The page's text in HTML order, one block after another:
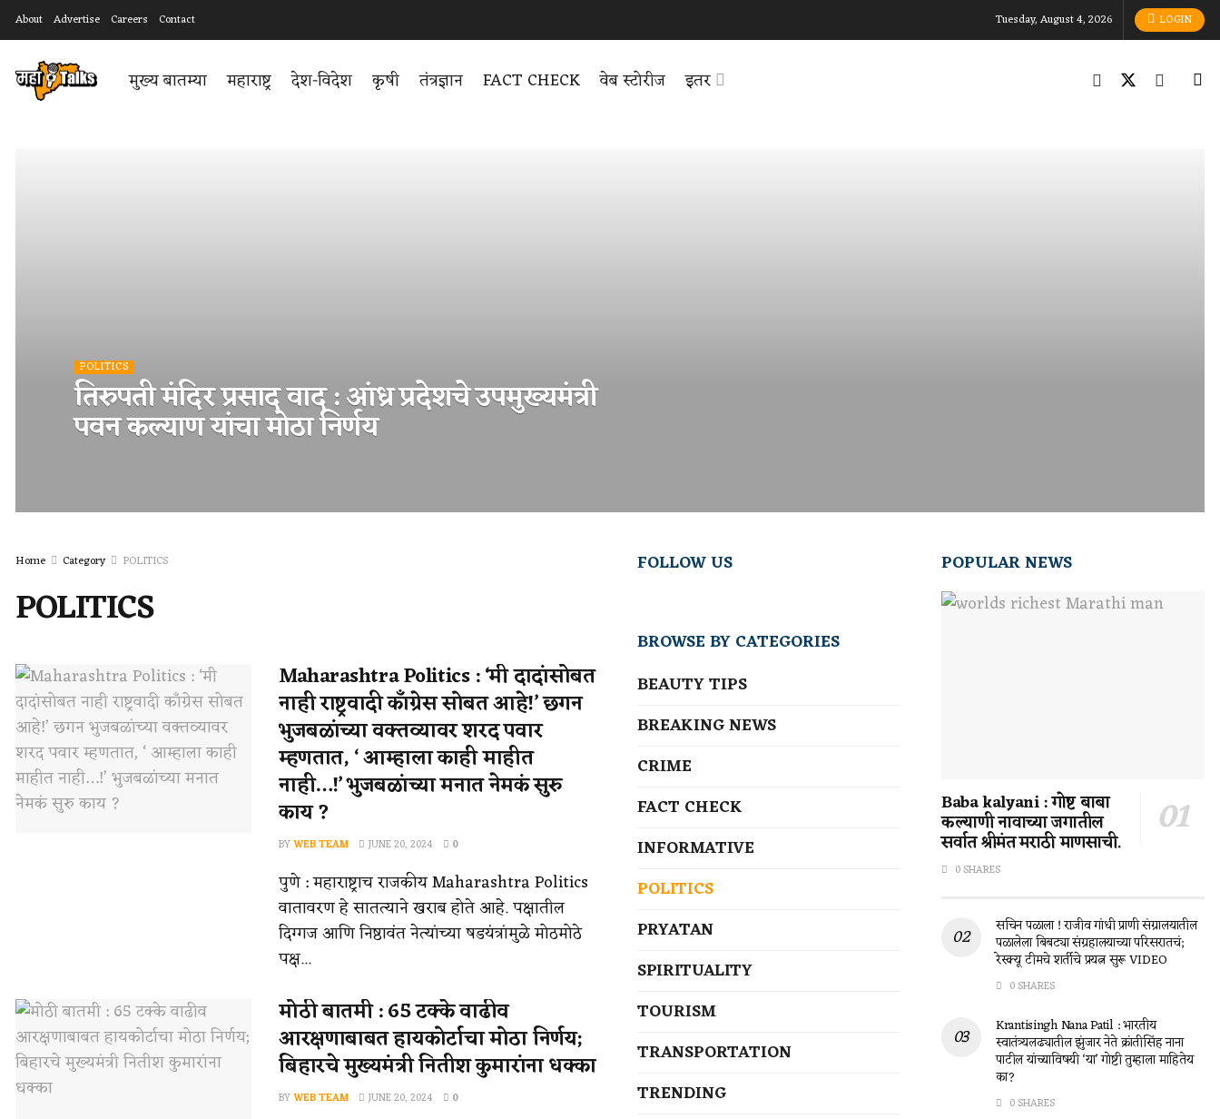
About Advertise Careers Contact Tuesday, August 4, 2026 LOGIN
मुख्य बातम्या महाराष्ट्र देश-विदेश कृषी तंत्रज्ञान FACT CHECK वेब स्टोरीज इतर
POLITICS
तिरुपती मंदिर प्रसाद वाद : आंध्र प्रदेशचे उपमुख्यमंत्री
पवन कल्याण यांचा मोठा निर्णय
Home Category POLITICS
POLITICS
Maharashtra Politics : ‘मी दादांसोबत
नाही राष्ट्रवादी काँग्रेस सोबत आहे!’ छगन
भुजबळांच्या वक्तव्यावर शरद पवार
म्हणतात, ‘ आम्हाला काही माहीत
नाही…!’ भुजबळांच्या मनात नेमकं सुरु
काय ?
BYWEB TEAM JUNE 20, 2024 0
पुणे : महाराष्ट्राच राजकीय Maharashtra Politics
वातावरण हे सातत्याने खराब होते आहे. पक्षातील
दिग्गज आणि निष्ठावंत नेत्यांच्या षडयंत्रांमुळे मोठमोठे
पक्ष...
मोठी बातमी : 65 टक्के वाढीव
आरक्षणाबाबत हायकोर्टाचा मोठा निर्णय;
बिहारचे मुख्यमंत्री नितीश कुमारांना धक्का
BYWEB TEAM JUNE 20, 2024 0
FOLLOW US
BROWSE BY CATEGORIES
BEAUTY TIPS
BREAKING NEWS
CRIME
FACT CHECK
INFORMATIVE
POLITICS
PRYATAN
SPIRITUALITY
TOURISM
TRANSPORTATION
TRENDING
POPULAR NEWS
Baba kalyani : गोष्ट बाबा
कल्याणी नावाच्या जगातील
सर्वात श्रीमंत मराठी माणसाची.
0 SHARES
सचिन पळाला ! राजीव गांधी प्राणी संग्रालयातील
पळालेला बिबट्या संग्रहालयाच्या परिसरातचं;
रेस्क्यू टीमचे शर्तीचे प्रयत्न सुरू VIDEO
0 SHARES
Krantisingh Nana Patil : भारतीय
स्वातंत्र्यलढ्यातील झुंजार नेते क्रांतीसिंह नाना
पाटील यांच्याविषयी ‘या’ गोष्टी तुम्हाला माहितेय
का?
0 SHARES